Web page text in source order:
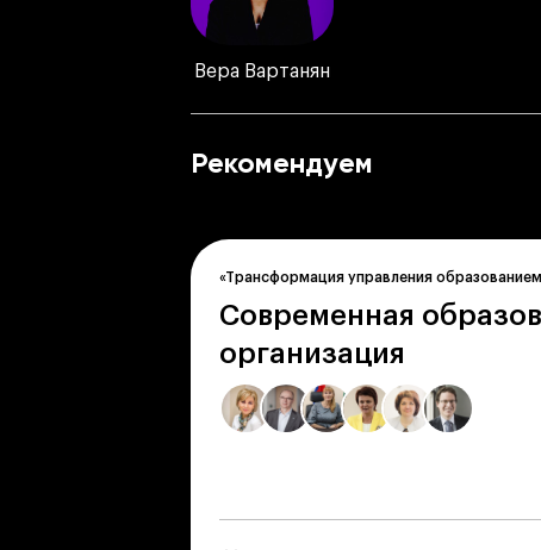
Вера Вартанян
Рекомендуем
«Трансформация управления
Современная
организация